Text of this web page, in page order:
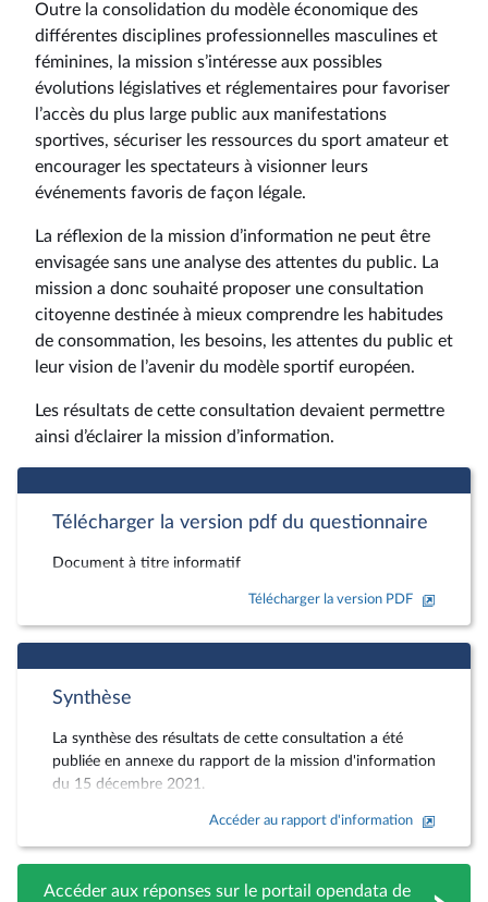
Outre la consolidation du modèle économique des
différentes disciplines professionnelles masculines et
féminines, la mission s’intéresse aux possibles
évolutions législatives et réglementaires pour favoriser
l’accès du plus large public aux manifestations
sportives, sécuriser les ressources du sport amateur et
encourager les spectateurs à visionner leurs
événements favoris de façon légale.
La réflexion de la mission d’information ne peut être
envisagée sans une analyse des attentes du public. La
mission a donc souhaité proposer une consultation
citoyenne destinée à mieux comprendre les habitudes
de consommation, les besoins, les attentes du public et
leur vision de l’avenir du modèle sportif européen.
Les résultats de cette consultation devaient permettre
ainsi d’éclairer la mission d’information.
Télécharger la version pdf du questionnaire
Document à titre informatif
Télécharger la version PDF
Synthèse
La synthèse des résultats de cette consultation a été
publiée en annexe du rapport de la mission d'information
du 15 décembre 2021.
Accéder au rapport d'information
Accéder aux réponses sur le portail opendata de